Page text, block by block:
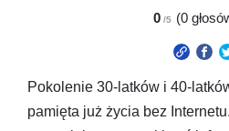
0 (0
Pokolenie 30-latków i 40-
pamięta już życia bez